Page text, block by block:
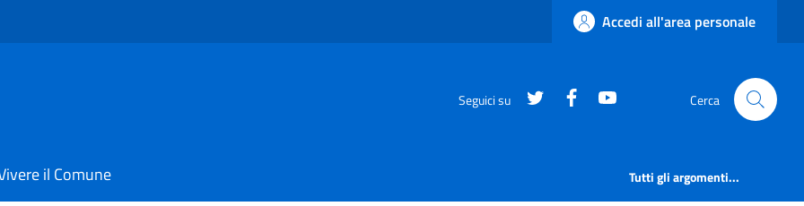
Accedi all'area personale
Seguici su https://twitter.com/comunementana
https://www.facebook.com/
http://www.youtube.com/
Cerca
il Comune Tutti gli argomenti...